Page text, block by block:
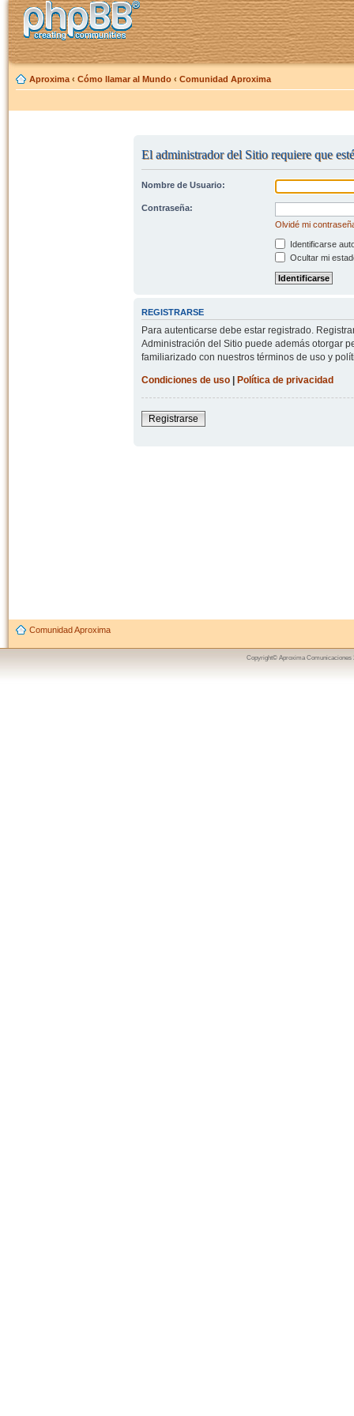
Aproxima ‹ Cómo llamar al Mundo ‹ Comunidad Aproxima
El administrador del Sitio requiere que
Nombre de Usuario:
Contraseña:
Olvidé mi
Identificarse
Ocultar mi
REGISTRARSE
Para autenticarse debe estar registrado.
Administración del Sitio puede además otorgar
familiarizado con nuestros términos de uso y
Condiciones de uso| Política de privacidad
Registrarse
Comunidad Aproxima
Copyright© Aproxima Comunicaciones